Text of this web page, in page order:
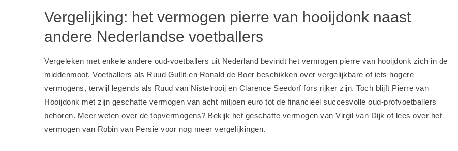
Vergelijking: het vermogen pierre van hooijdonk naast
andere Nederlandse voetballers
Vergeleken met enkele andere oud-voetballers uit Nederland bevindt het vermogen pierre van hooijdonk zich in de
middenmoot. Voetballers als Ruud Gullit en Ronald de Boer beschikken over vergelijkbare of iets hogere
vermogens, terwijl legends als Ruud van Nistelrooij en Clarence Seedorf fors rijker zijn. Toch blijft Pierre van
Hooijdonk met zijn geschatte vermogen van acht miljoen euro tot de financieel succesvolle oud-profvoetballers
behoren. Meer weten over de topvermogens? Bekijk het geschatte vermogen van Virgil van Dijk of lees over het
vermogen van Robin van Persie voor nog meer vergelijkingen.